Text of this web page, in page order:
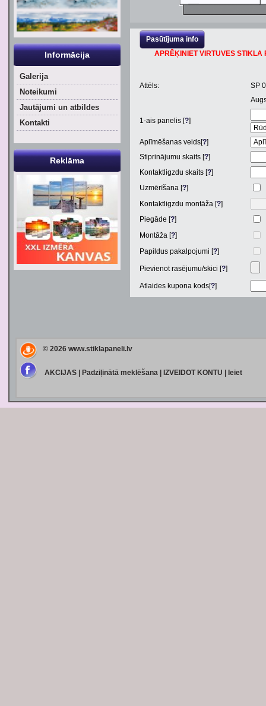
Pasūtījuma info
APRĒĶINIET VIRTUVES
Attēls:
SP
1-ais panelis [?]
Aplīmēšanas veids[?]
Stiprinājumu skaits [?]
Kontaktligzdu skaits [?]
Uzmērīšana [?]
Kontaktligzdu montāža [?]
Piegāde [?]
Montāža [?]
Papildus pakalpojumi [?]
Pievienot rasējumu/skici [?]
Atlaides kupona kods[?]
Informācija
Galerija
Noteikumi
Jautājumi un atbildes
Kontakti
Reklāma
© 2026 www.stiklapaneli.lv
AKCIJAS| Padziļinātā meklēšana| IZVEIDOT KONTU Ieiet